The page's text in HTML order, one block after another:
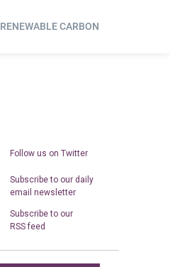
RENEWABLE CARBON
Follow us on Twitter
Subscribe to our daily
email newsletter
Subscribe to our
RSS feed